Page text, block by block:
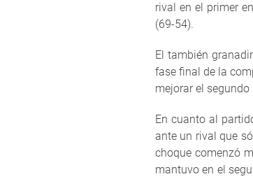
rival en el primer
(69-54).
El también
fase final de la
mejorar el
En cuanto al
ante un rival que
choque comenzó
mantuvo en el